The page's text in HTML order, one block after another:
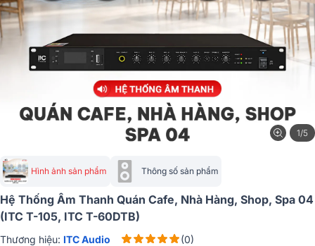
1/5
Hình ảnh sản phẩm Thông số sản phẩm
Hệ Thống Âm Thanh Quán Cafe, Nhà Hàng, Shop, Spa 04
(ITC T-105, ITC T-60DTB)
Thương hiệu: ITC Audio (0)